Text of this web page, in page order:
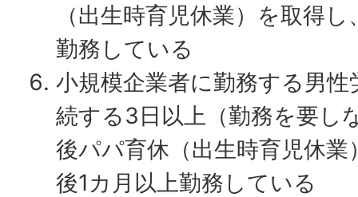
（出生時育児休業）を取得
勤務している
小規模企業者に勤務する男
続する3日以上（勤務を要し
後パパ育休（出生時育児休
後1カ月以上勤務している